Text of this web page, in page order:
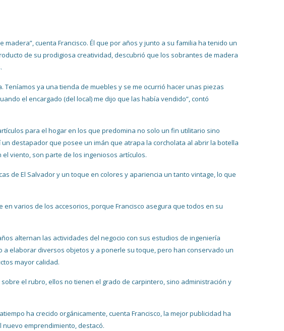
cuenta Francisco. Él que por años y junto a su familia ha tenido un
de su prodigiosa creatividad, descubrió que los sobrantes de madera
ya una tienda de muebles y se me ocurrió hacer unas piezas
el encargado (del local) me dijo que las había vendido”, contó
para el hogar en los que predomina no solo un fin utilitario sino
destapador que posee un imán que atrapa la corcholata al abrir la botella
viento, son parte de los ingeniosos artículos.
de El Salvador y un toque en colores y apariencia un tanto vintage, lo que
varios de los accesorios, porque Francisco asegura que todos en su
alternan las actividades del negocio con sus estudios de ingeniería
elaborar diversos objetos y a ponerle su toque, pero han conservado un
mayor calidad.
el rubro, ellos no tienen el grado de carpintero, sino administración y
ha crecido orgánicamente, cuenta Francisco, la mejor publicidad ha
nuevo emprendimiento, destacó.